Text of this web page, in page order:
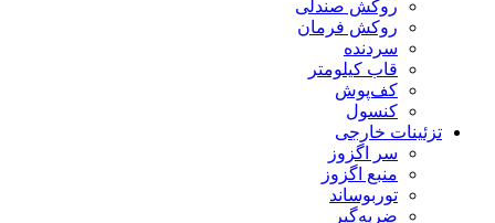
روکش صندلی
روکش فرمان
سردنده
قاب کیلومتر
کف‌پوش‌
کنسول
تزئینات خارجی
سر اگزوز
منبع اگزوز
توربوساند
ضربه‌گیر